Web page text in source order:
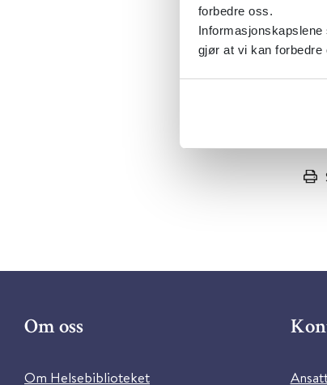
forbedre oss.
gjør at vi kan forbedre
Om oss
Om Helsebiblioteket